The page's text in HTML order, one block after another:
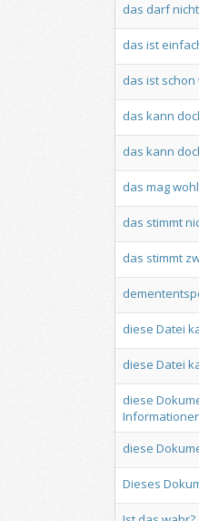
das darfnicht
das ist
das ist schon
das kann
das kann
das magwohl
das stimmt
das stimmt
diese Datei
diese Datei
diese
diese
Dieses